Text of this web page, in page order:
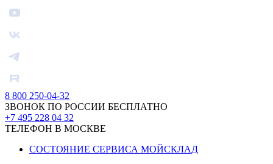
8 800 250-04-32
ЗВОНОК ПО РОССИИ БЕСПЛАТНО
+7 495 228 04 32
ТЕЛЕФОН В МОСКВЕ
СОСТОЯНИЕ СЕРВИСА МОЙСКЛАД